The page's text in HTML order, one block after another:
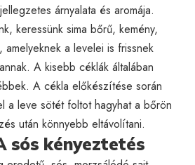
árnyalata és aromája.
keressünk sima bőrű, kemény,
a levelei is frissnek
A kisebb céklák általában
A cékla előkészítése során
a leve sötét foltot hagyhat a bőrön
után könnyebb eltávolítani.
sós kényeztetés